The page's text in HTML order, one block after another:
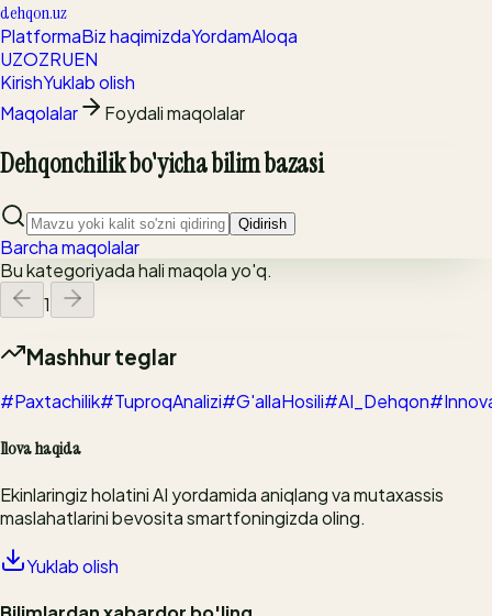
dehqon.uz
PlatformaBiz haqimizdaYordamAloqa
UZOZRUEN
KirishYuklab olish
Maqolalar
Foydali maqolalar
Dehqonchilik bo'yicha bilim bazasi
Qidirish
Barcha maqolalar
Bu kategoriyada hali maqola yo'q.
1
Mashhur teglar
#Paxtachilik#TuproqAnalizi#G'allaHosili#AI_Dehqon
Ilova haqida
Ekinlaringiz holatini AI yordamida aniqlang va mutaxassis
maslahatlarini bevosita smartfoningizda oling.
Yuklab olish